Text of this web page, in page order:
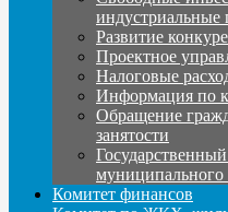
индустриальные
Развитие
Проектное
Налоговые
Информация по
Обращение
занятости
муниципального
Комитет финансов